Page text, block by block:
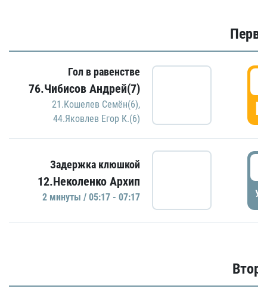
Гол в равенстве
76.Чибисов Андрей(7)
21.Кошелев Семён(6),
44.Яковлев Егор К.(6)
Задержка клюшкой
12.Неколенко Архип
2 минуты / 05:17 - 07:17